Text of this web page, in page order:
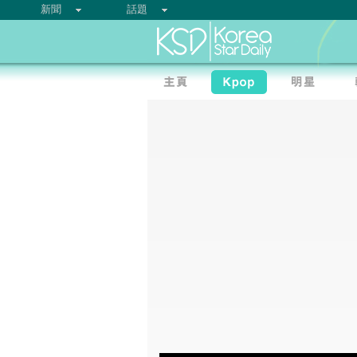
新聞 話題